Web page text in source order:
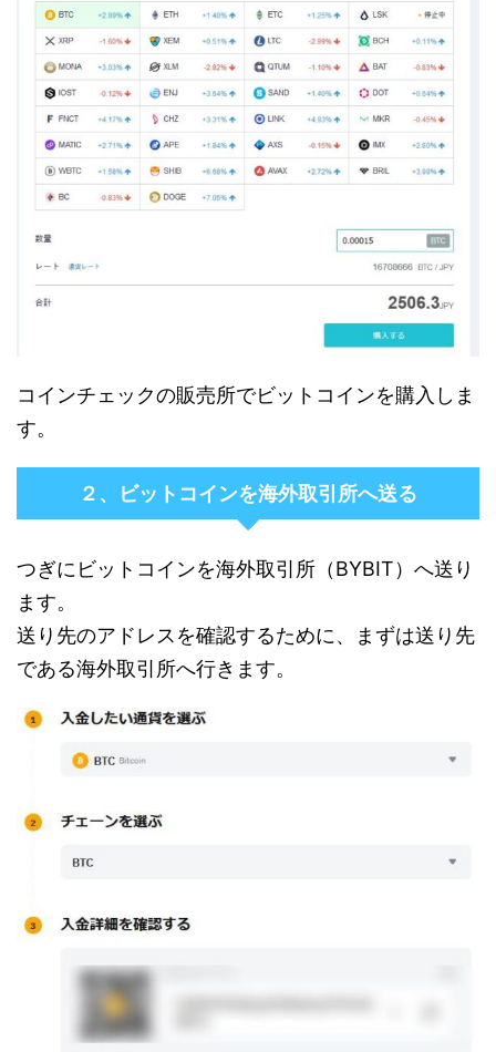
コインチェックの販売所でビットコインを購入しま
す。
２、ビットコインを海外取引所へ送る
つぎにビットコインを海外取引所（BYBIT）へ送り
ます。
送り先のアドレスを確認するために、まずは送り先
である海外取引所へ行きます。